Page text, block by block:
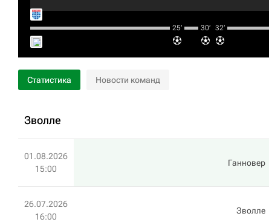
25‎’‎ 30‎’‎ 32‎’‎
Статистика Новости команд
Зволле
01.08.2026
15:00
Ганновер
26.07.2026
16:00
Зволле